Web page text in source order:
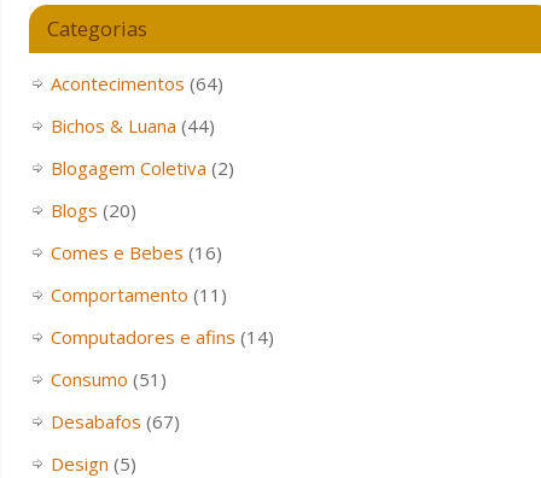
Categorias
Acontecimentos (64)
Bichos & Luana (44)
Blogagem Coletiva (2)
Blogs (20)
Comes e Bebes (16)
Comportamento (11)
Computadores e afins (14)
Consumo (51)
Desabafos (67)
Design (5)